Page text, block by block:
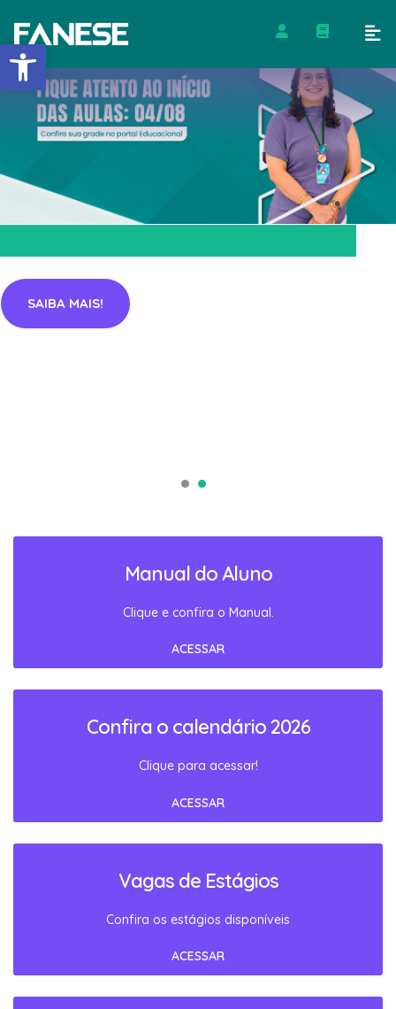
Barra de Ferramentas
SAIBA MAIS!
Manual do Aluno
Clique e confira o Manual.
ACESSAR
Confira o calendário 2026
Clique para acessar!
ACESSAR
Vagas de Estágios
Confira os estágios disponíveis
ACESSAR